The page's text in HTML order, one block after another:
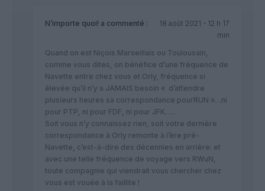
N’importe quoi! a commenté :
18 août 2021 - 12 h 17
min
Quand on est Niçois Marseillais ou Toulousain,
comme vous dites, on bénéfice d’une fréquence de
Navette entre chez vous et Orly, fréquence si
élevée qu’il n’y a JAMAIS besoin « d’attendre
plusieurs heures sa correspondance pourRUN »…ni
pour PTP, ni pour FDF, ni pour JFK…..
Soit vous n’y connaissez rien, soit votre dernière
correspondance à Orly remonte à l’ère pré-
Navette, c’est-à-dire des décennies en arrière: et
avec une telle fréquence de voyage vers RWuN,
toute compagnie qui viendrait vous chercher chez
vous est vouée à la faillite !